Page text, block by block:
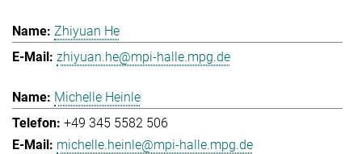
Zhiyuan He
zhiyuan.he@mpi-halle.mpg.de
Michelle Heinle
+49 345 5582 506
michelle.heinle@mpi-halle.mpg.de